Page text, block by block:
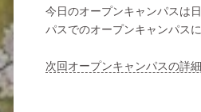
今日のオープンキャンパスは
パスでのオープンキャンパス
次回オープンキャンパスの詳